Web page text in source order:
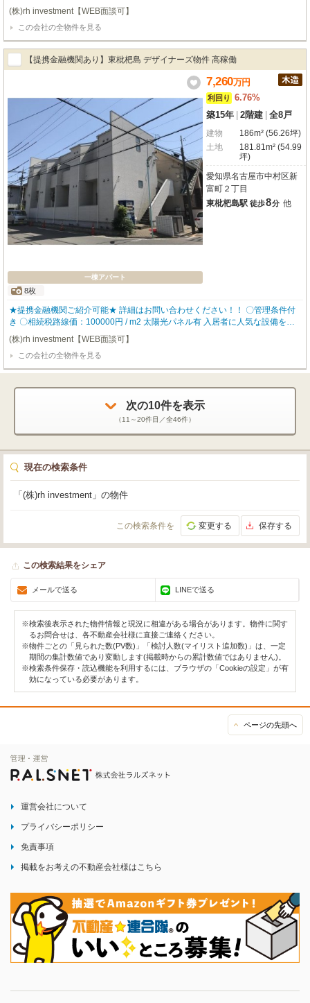
/ m2 太陽光パネル有 入居者に人気な設備を数多く設置しているので、入居率
も高く どなたにも気に入って頂ける物件となっております。 ▼物件仕様▼ ・
ロフト付き ・バストイレ別 ・追い炊き機能 ・独立洗面台 ・TVモニタ付きイ
ンターホン 【robothomeグループ】 ・東証上場企業グループ会社 ・仕入、設
計、施工、販売、管理、ワンストップ ・金融機関のご相談も承ります。
(株)rh investment【WEB面談可】
この会社の全物件を見る
【提携金融機関あり】東枇杷島 デザイナーズ物件 高稼働
一棟アパート
8枚
7,260万円
利回り
6.76%
築15年 2階建 全8戸
建物
186m² (56.26坪)
土地
181.81m² (54.99
坪)
愛知県名古屋市中村区新
富町２丁目
東枇杷島駅 徒歩8分 他
★提携金融機関ご紹介可能★ 詳細はお問い合わせください！！ 〇管理条件付
き 〇相続税路線価：100000円 / m2 太陽光パネル有 入居者に人気な設備を数
多く設置しているので、入居率も高く どなたにも気に入って頂ける物件とな
っております。 ▼物件仕様▼ ・ロフト ・バストイレ別 ・追い炊き機能 ・独
立洗面台 ・TVモニタ付きインターホン 【robothomeグループ】 ・東証上場企
業グループ会社 ・仕入、設計、施工、販売、管理、ワンストップ ・金融機関
(株)rh investment【WEB面談可】
この会社の全物件を見る
次の10件を表示
（11～20件目／全46件）
現在の検索条件
「(株)rh investment」の物件
この検索条件を 変更する 保存する
この検索結果をシェア
メールで送る LINEで送る
※検索後表示された物件情報と現況に相違がある場合があります。物件に関す
るお問合せは、各不動産会社様に直接ご連絡ください。
※物件ごとの「見られた数(PV数)」「検討人数(マイリスト追加数)」は、一定
期間の集計数値であり変動します(掲載時からの累計数値ではありません)。
※検索条件保存・読込機能を利用するには、ブラウザの「Cookieの設定」が有
効になっている必要があります。
ページの先頭へ
運営会社について
プライバシーポリシー
免責事項
掲載をお考えの不動産会社様はこちら